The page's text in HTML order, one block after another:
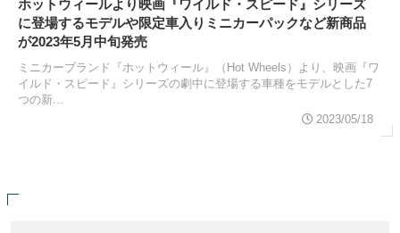
ホットウィールより映画『ワイルド・スピード』シリーズ
に登場するモデルや限定車入りミニカーパックなど新商品
が2023年5月中旬発売
ミニカーブランド『ホットウィール』（Hot Wheels）より、映画『ワ
イルド・スピード』シリーズの劇中に登場する車種をモデルとした7
つの新...
2023/05/18